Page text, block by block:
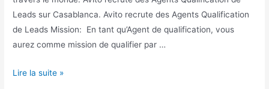
Leads sur Casablanca. Avito recrute des Agents Qualification
de Leads Mission: En tant qu’Agent de qualification, vous
aurez comme mission de qualifier par …
Lire la suite »